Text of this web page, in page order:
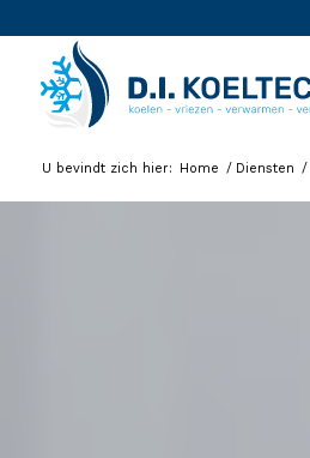
U bevindt zich hier: Home / Diensten /